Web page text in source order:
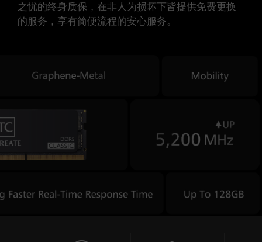
之忧的终身质保，在非人为损坏下皆提供免费更换
的服务，享有简便流程的安心服务。